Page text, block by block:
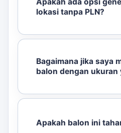
lokasi tanpa PLN?
Bagaimana jika saya
balon dengan ukuran
Apakah balon ini